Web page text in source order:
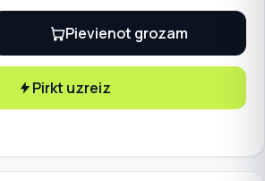
2KTL-L1 (2kW) vienfāzes invertors
Pievienot grozam
Pirkt uzreiz